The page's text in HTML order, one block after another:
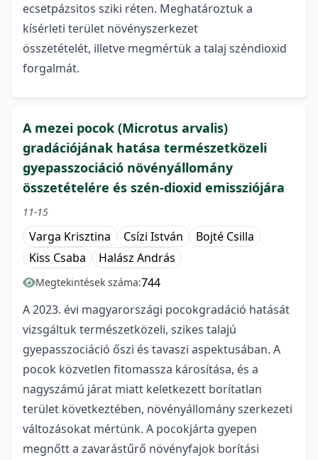
ecsetpázsitos sziki réten. Meghatároztuk a
kísérleti terület növényszerkezet
összetételét, illetve megmértük a talaj széndioxid
forgalmát.
A mezei pocok (Microtus arvalis)
gradációjának hatása természetközeli
gyepasszociáció növényállomány
összetételére és szén-dioxid emissziójára
11-15
Varga Krisztina Csízi István
Bojté Csilla
Kiss Csaba
Halász András
Megtekintések száma:744
A 2023. évi magyarországi pocokgradáció hatását
vizsgáltuk természetközeli, szikes talajú
gyepasszociáció őszi és tavaszi aspektusában. A
pocok közvetlen fitomassza károsítása, és a
nagyszámú járat miatt keletkezett borítatlan
terület következtében, növényállomány szerkezeti
változásokat mértünk. A pocokjárta gyepen
megnőtt a zavarástűrő növényfajok borítási